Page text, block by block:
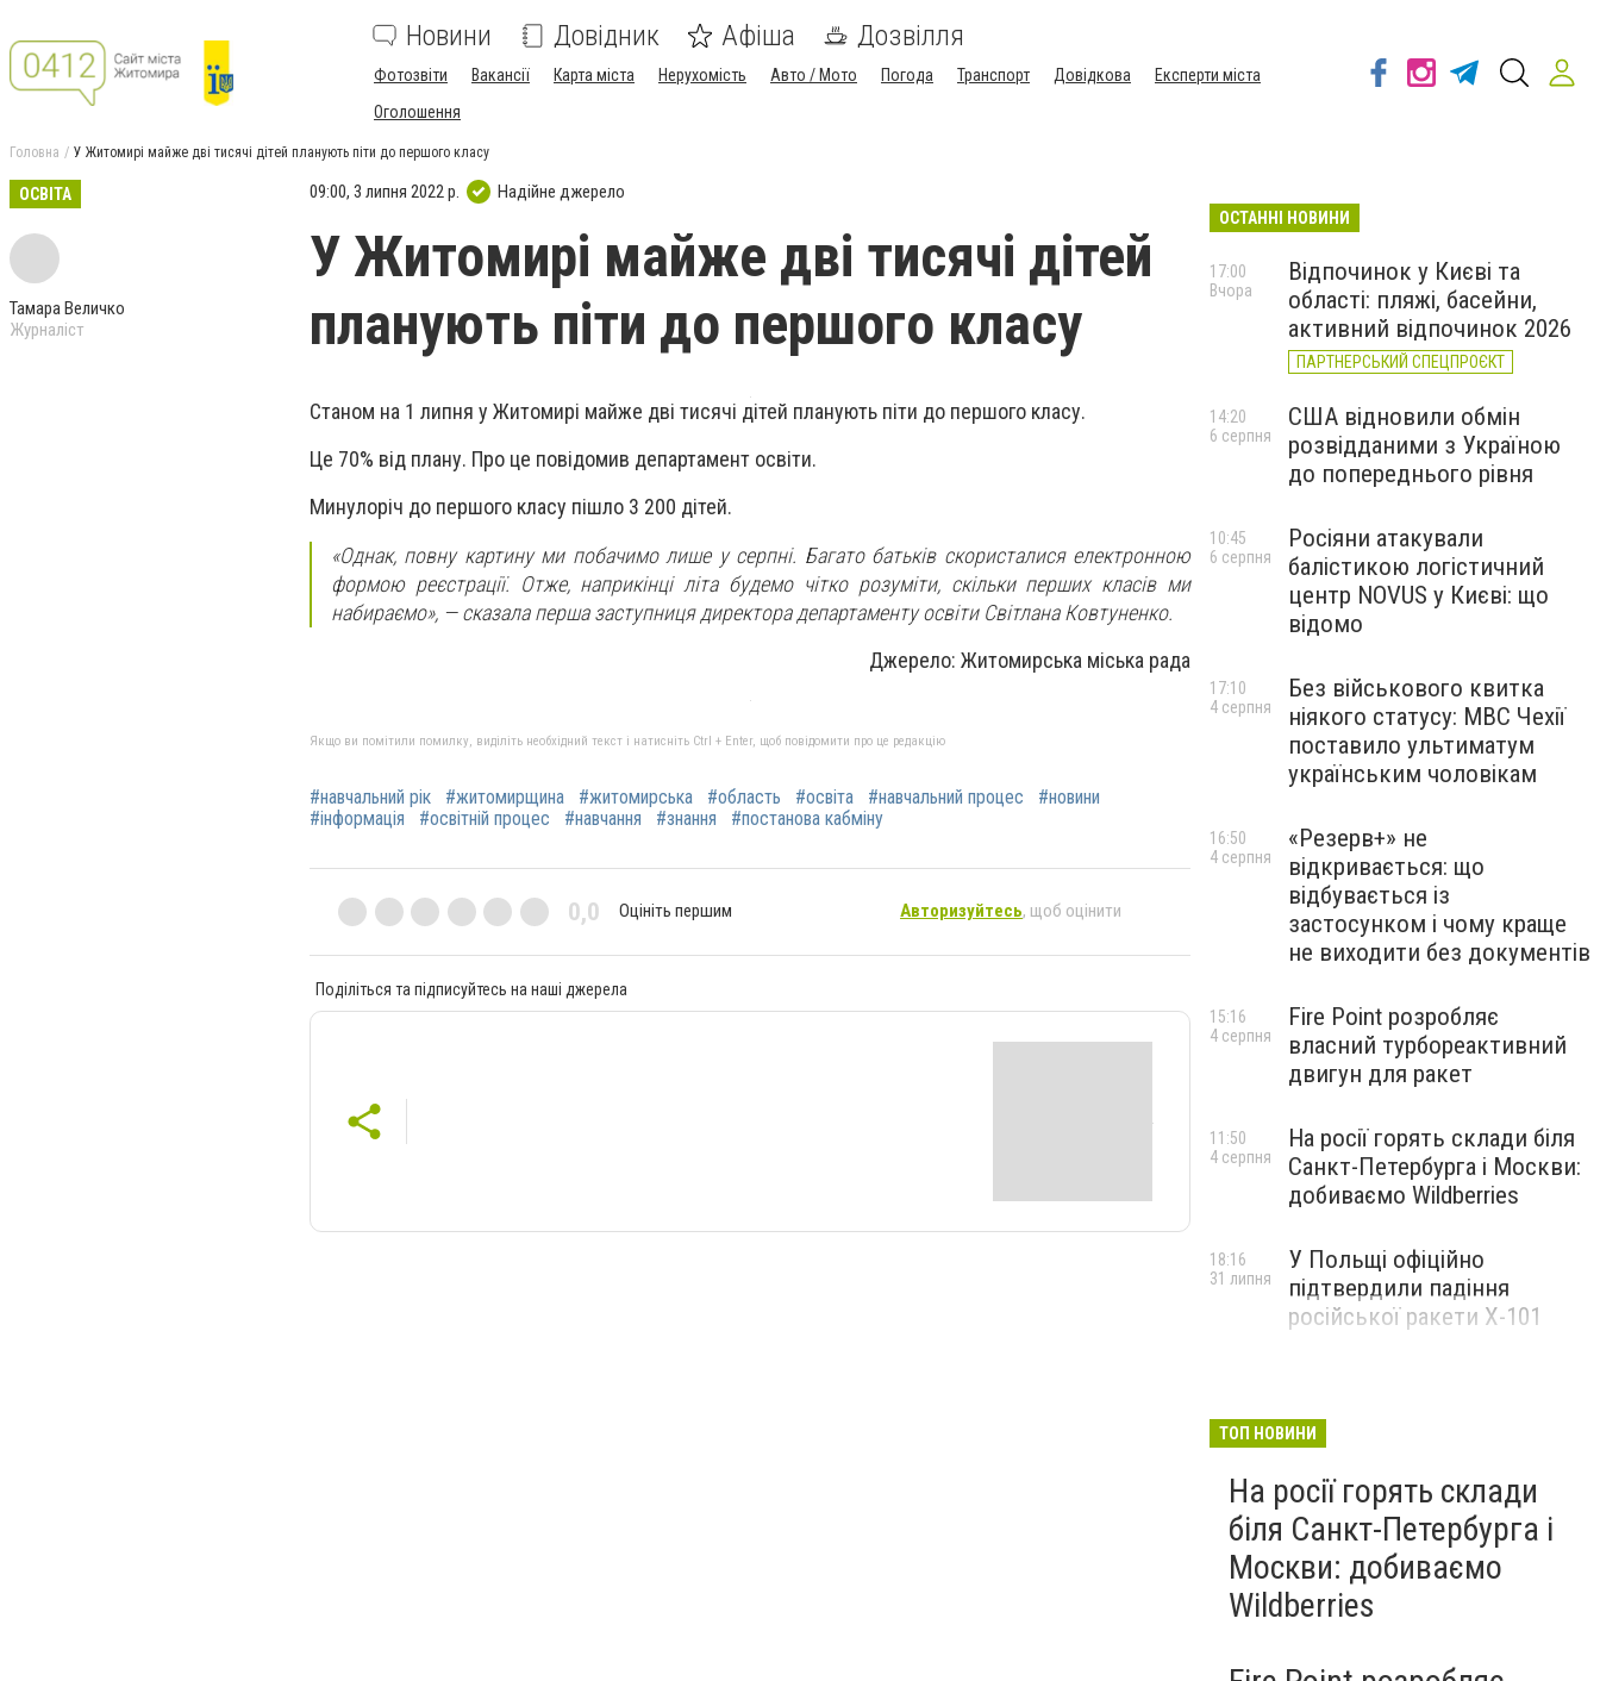
Новини Довідник Афіша Дозвілля
Фотозвіти Вакансії Карта міста Нерухомість Авто / Мото Погода Транспорт Довідкова
Експерти міста
Оголошення
Головна У Житомирі майже дві тисячі дітей планують піти до першого класу
ОСВІТА
Тамара Величко
Журналіст
09:00, 3 липня 2022 р. Надійне джерело
У Житомирі майже дві тисячі дітей
планують піти до першого класу
Станом на 1 липня у Житомирі майже дві тисячі дітей планують піти до першого класу.
Це 70% від плану. Про це повідомив департамент освіти.
Минулоріч до першого класу пішло 3 200 дітей.
«Однак, повну картину ми побачимо лише у серпні. Багато батьків скористалися електронною
формою реєстрації. Отже, наприкінці літа будемо чітко розуміти, скільки перших класів ми
набираємо», — сказала перша заступниця директора департаменту освіти Світлана Ковтуненко.
Джерело: Житомирська міська рада
Якщо ви помітили помилку, виділіть необхідний текст і натисніть Ctrl + Enter, щоб повідомити про це редакцію
#навчальний рік #житомирщина #житомирська #область #освіта #навчальний процес
#новини
#інформація
#освітній процес #навчання #знання #постанова кабміну
0,0 Оцініть першим Авторизуйтесь, щоб оцінити
Поділіться та підписуйтесь на наші джерела
ОСТАННІ НОВИНИ
Відпочинок у Києві та
області: пляжі, басейни,
активний відпочинок 2026
ПАРТНЕРСЬКИЙ СПЕЦПРОЄКТ
17:00
Вчора
США відновили обмін
розвідданими з Україною
до попереднього рівня
14:20
6 серпня
Росіяни атакували
балістикою логістичний
центр NOVUS у Києві: що
відомо
10:45
6 серпня
Без військового квитка
ніякого статусу: МВС Чехії
поставило ультиматум
українським чоловікам
17:10
4 серпня
«Резерв+» не
відкривається: що
відбувається із
застосунком і чому краще
не виходити без документів
16:50
4 серпня
Fire Point розробляє
власний турбореактивний
двигун для ракет
15:16
4 серпня
На росії горять склади біля
Санкт-Петербурга і Москви:
добиваємо Wildberries
11:50
4 серпня
У Польщі офіційно
підтвердили падіння
російської ракети Х-101
18:16
31 липня
ТОП НОВИНИ
На росії горять склади
біля Санкт-Петербурга і
Москви: добиваємо
Wildberries